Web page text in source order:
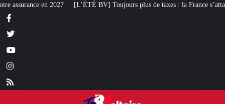
Toujours plus de taxes : la France s’attaque désormais aux serres de